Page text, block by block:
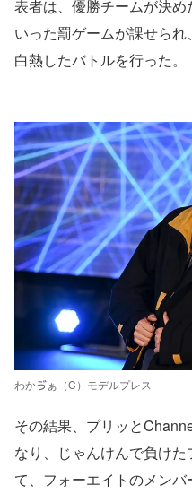
表者は、優勝チームが決
いった罰ゲームが課せら
白熱したバトルを行った。
わかゔぁ（C）モデルプレス
その結果、プリッと
なり、じゃんけんで負け
て、フォーエイトのメン